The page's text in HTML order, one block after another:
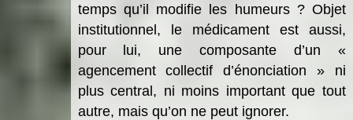
temps qu’il modifie les humeurs ? Objet
institutionnel, le médicament est aussi,
pour lui, une composante d’un «
agencement collectif d’énonciation » ni
plus central, ni moins important que tout
autre, mais qu’on ne peut ignorer.